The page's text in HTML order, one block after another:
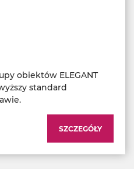
obiektów ELEGANT
standard
SZCZEGÓŁY